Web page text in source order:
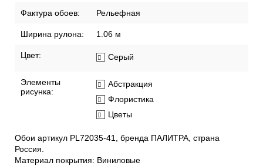
Фактура обоев: Рельефная
Ширина рулона: 1.06 м
Цвет: Серый
Элементы
рисунка:
Абстракция
Флористика
Цветы
Обои артикул PL72035-41, бренда ПАЛИТРА, страна
Россия.
Материал покрытия: Виниловые